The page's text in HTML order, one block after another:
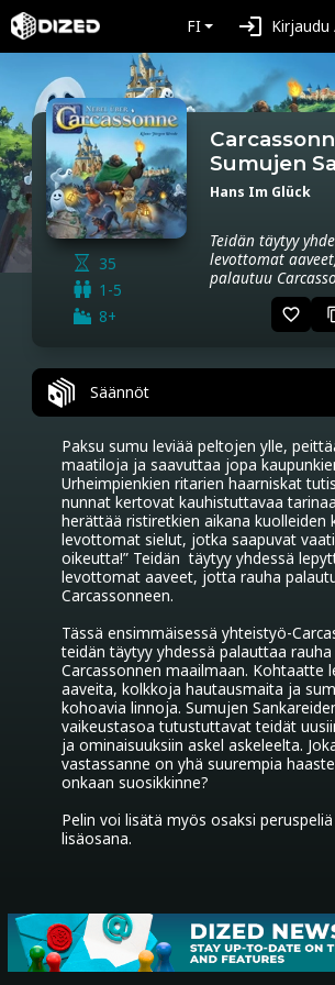
FI login Kirjaudu
35
1-5
8+
Sumujen
Hans Im Glück
Teidän täytyy
levottomat
palautuu
favorite_border
Säännöt
Paksu sumu leviää peltojen ylle,
maatiloja ja saavuttaa jopa
Urheimpienkien ritarien haarniskat
nunnat kertovat kauhistuttavaa
herättää ristiretkien aikana kuolleiden
levottomat sielut, jotka saapuvat
oikeutta!” Teidän  täytyy yhdessä
levottomat aaveet, jotta rauha
Carcassonneen.
Tässä ensimmäisessä yhteistyö-
teidän täytyy yhdessä palauttaa rauha
Carcassonnen maailmaan. Kohtaatte
aaveita, kolkkoja hautausmaita ja
kohoavia linnoja. Sumujen
vaikeustasoa tutustuttavat teidät
ja ominaisuuksiin askel askeleelta.
vastassanne on yhä suurempia
onkaan suosikkinne?
Pelin voi lisätä myös osaksi
lisäosana.